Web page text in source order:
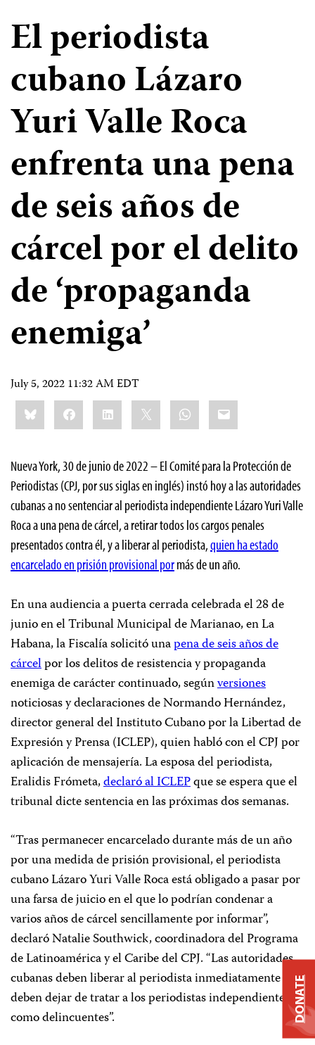
El periodista
cubano Lázaro
Yuri Valle Roca
enfrenta una pena
de seis años de
cárcel por el delito
de ‘propaganda
enemiga’
July 5, 2022 11:32 AM EDT
Share
this:BlueskyFacebookLinkedIn WhatsApp
Email
Nueva York, 30 de junio de 2022 – El Comité para la Protección de
Periodistas (CPJ, por sus siglas en inglés) instó hoy a las autoridades
cubanas a no sentenciar al periodista independiente Lázaro Yuri Valle
Roca a una pena de cárcel, a retirar todos los cargos penales
presentados contra él, y a liberar al periodista,quien ha estado
encarcelado en prisión provisional pormás de un año.
En una audiencia a puerta cerrada celebrada el 28 de
junio en el Tribunal Municipal de Marianao, en La
Habana, la Fiscalía solicitó unapena de seis años de
cárcelpor los delitos de resistencia y propaganda
enemiga de carácter continuado, segúnversiones
noticiosas y declaraciones de Normando Hernández,
director general del Instituto Cubano por la Libertad de
Expresión y Prensa (ICLEP), quien habló con el CPJ por
aplicación de mensajería. La esposa del periodista,
Eralidis Frómeta,declaró al ICLEPque se espera que el
tribunal dicte sentencia en las próximas dos semanas.
“Tras permanecer encarcelado durante más de un año
por una medida de prisión provisional, el periodista
cubano Lázaro Yuri Valle Roca está obligado a pasar por
una farsa de juicio en el que lo podrían condenar a
varios años de cárcel sencillamente por informar”,
declaró Natalie Southwick, coordinadora del Programa
de Latinoamérica y el Caribe del CPJ. “Las autoridades
cubanas deben liberar al periodista inmediatamente y
deben dejar de tratar a los periodistas independientes
como delincuentes”.
DONATE